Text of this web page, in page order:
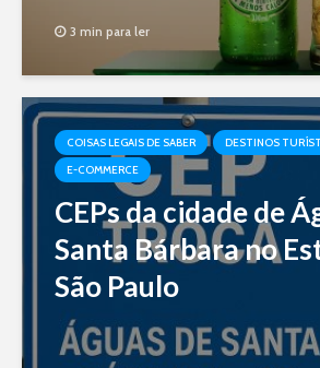
3 min para ler
COISAS LEGAIS DE SABER
DESTINOS
E-COMMERCE
CEPs da cidade de
Santa Bárbara no
São Paulo